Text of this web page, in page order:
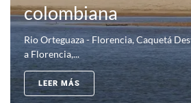
colombiana
Rio Orteguaza - Florencia, Caquetá
a Florencia,...
LEER MÁS